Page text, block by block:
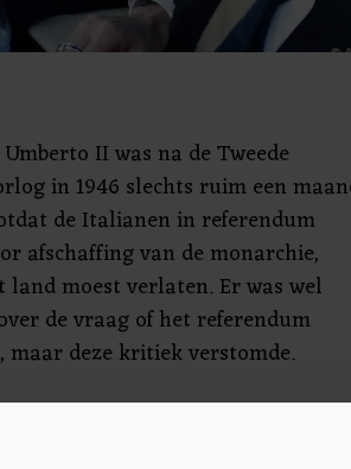
II was na de Tweede
in 1946 slechts ruim een
de Italianen in referendum
afschaffing van de monarchie,
moest verlaten. Er was wel
de vraag of het referendum
maar deze kritiek verstomde.
vestigde zich in Zwitserland.
jarenlang tegen het verbod voor